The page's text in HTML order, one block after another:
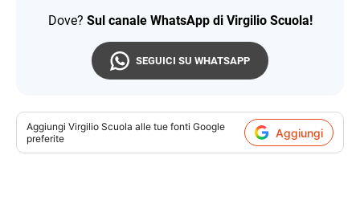
Dove? Sul canale WhatsApp di Virgilio Scuola!
SEGUICI SU WHATSAPP
Aggiungi Virgilio Scuola alle tue fonti Google
preferite
Aggiungi